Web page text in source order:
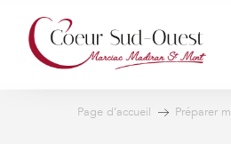
contenu
principal
Page d’accueil Préparer